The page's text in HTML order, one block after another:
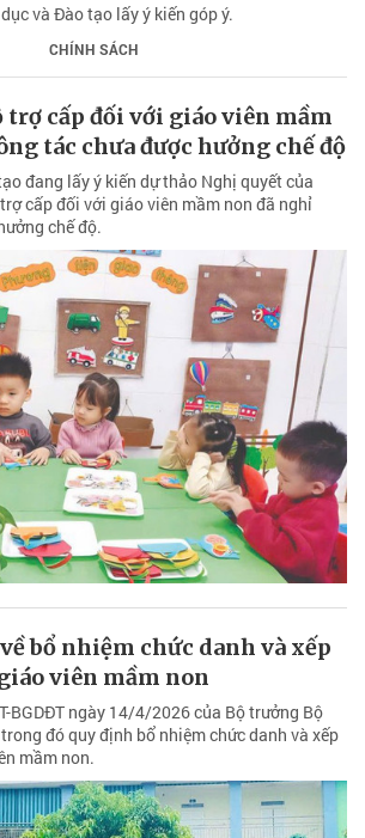
và Đào tạo lấy ý kiến góp ý.
CHÍNH SÁCH
trợ cấp đối với giáo viên mầm
tác chưa được hưởng chế độ
đang lấy ý kiến dự thảo Nghị quyết của
cấp đối với giáo viên mầm non đã nghỉ
chế độ.
bổ nhiệm chức danh và xếp
viên mầm non
BGDĐT ngày 14/4/2026 của Bộ trưởng Bộ
đó quy định bổ nhiệm chức danh và xếp
mầm non.